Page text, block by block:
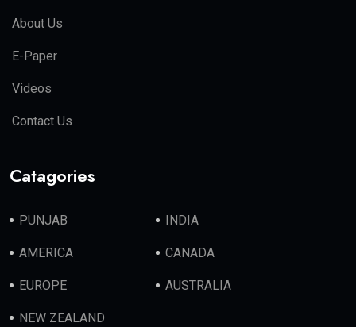
About Us
E-Paper
Videos
Contact Us
Catagories
PUNJAB INDIA
AMERICA CANADA
EUROPE AUSTRALIA
NEW ZEALAND